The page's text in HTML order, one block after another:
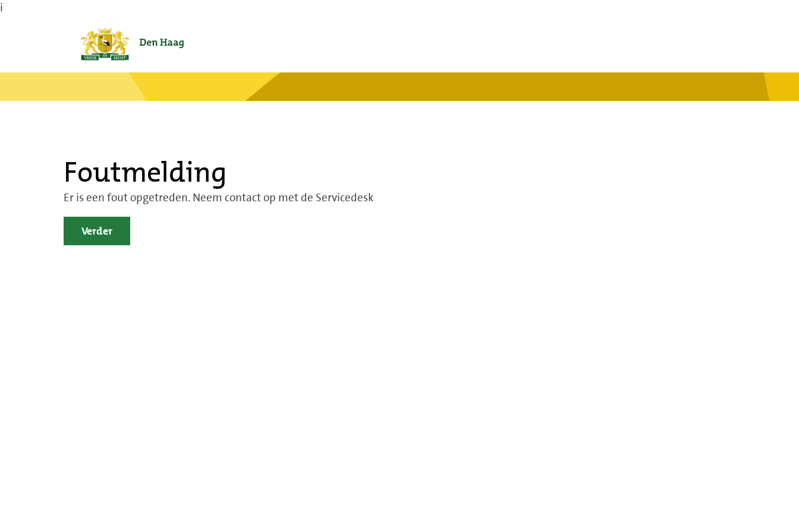
i
Foutmelding
Er is een fout opgetreden. Neem contact op met de Servicedesk
Verder